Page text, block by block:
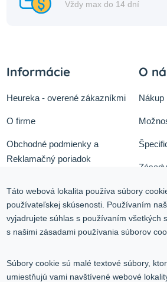
Vždy max do 14 dní
Informácie
Heureka - overené zákazníkmi
O firme
Obchodné podmienky a
Reklamačný poriadok
Služby
Kontakt
O
Nákup
Blog
Kontakt
Táto webová lokalita používa súbory
používateľskej skúsenosti. Používaním
vyjadrujete súhlas s používaním všetkých
s našimi zásadami používania súborov
Súbory cookie sú malé textové súbory,
umiestňujú vami navštívené webové